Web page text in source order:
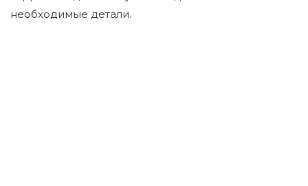
необходимые детали.